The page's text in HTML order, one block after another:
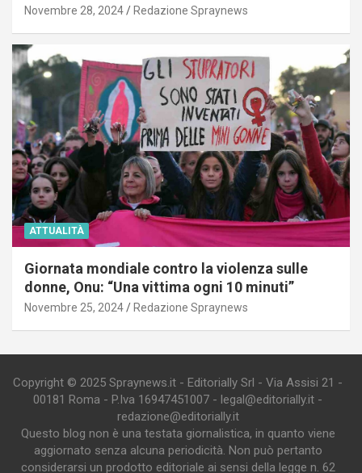
Novembre 28, 2024 Redazione Spraynews
ATTUALITÀ
Giornata mondiale contro la violenza sulle
donne, Onu: “Una vittima ogni 10 minuti”
Novembre 25, 2024 Redazione Spraynews
Copyright © 2025 Spraynews.it - Editorially Srl - Via Assisi 21 -
00181 Roma - P.Iva 16947451007 - legal@editorially.it -
redazione@editorially.it
Questo blog non è una testata giornalistica, in quanto viene
aggiornato senza alcuna periodicità. Non può pertanto
considerarsi un prodotto editoriale ai sensi della legge n. 62